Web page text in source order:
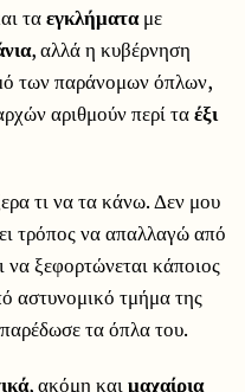
ταεγκλήματαμε
, αλλά η κυβέρνηση
των παράνομων όπλων,
αριθμούν περί ταέξι
τι να τα κάνω. Δεν μου
τρόπος να απαλλαγώ από
να ξεφορτώνεται κάποιος
αστυνομικό τμήμα της
τα όπλα του.
, ακόμη καιμαχαίρια